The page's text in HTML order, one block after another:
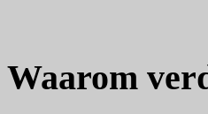
Waarom